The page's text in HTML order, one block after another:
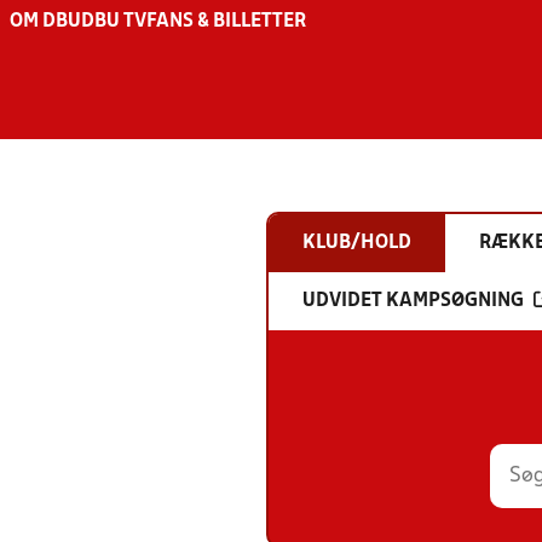
OM DBU DBU TV FANS & BILLETTER
KLUB/HOLD
UDVIDET KAMPSØGNING